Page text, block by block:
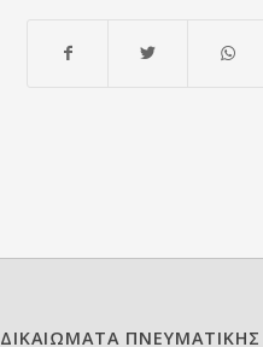
ΔΙΚΑΙΩΜΑΤΑ ΠΝΕΥΜΑΤΙΚΗΣ